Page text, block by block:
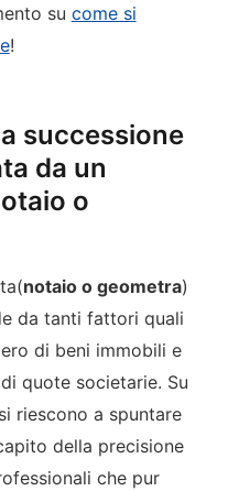
su come si
!
successione
da un
o
notaio o geometra)
da tanti fattori quali
di beni immobili e
quote societarie. Su
riescono a spuntare
della precisione
che pur